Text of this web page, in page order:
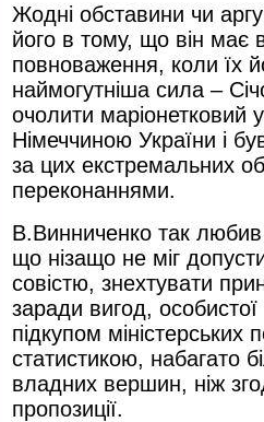
Жодні обставини чи
його в тому, що він має
повноваження, коли їх
наймогутніша сила –
очолити маріонетковий
Німеччиною України і
за цих екстремальних
переконаннями.
В.Винниченко так любив
що нізащо не міг
совістю, знехтувати
заради вигод,
підкупом міністерських
статистикою, набагато
владних вершин, ніж
пропозиції.